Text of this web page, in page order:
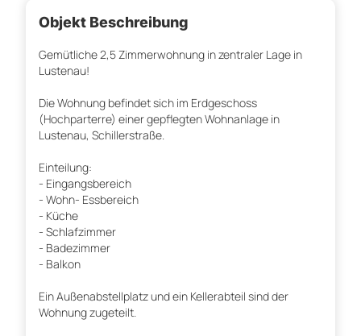
Objekt Beschreibung
Gemütliche 2,5 Zimmerwohnung in zentraler Lage in
Lustenau!
Die Wohnung befindet sich im Erdgeschoss
(Hochparterre) einer gepflegten Wohnanlage in
Lustenau, Schillerstraße.
Einteilung:
- Eingangsbereich
- Wohn- Essbereich
- Küche
- Schlafzimmer
- Badezimmer
- Balkon
Ein Außenabstellplatz und ein Kellerabteil sind der
Wohnung zugeteilt.